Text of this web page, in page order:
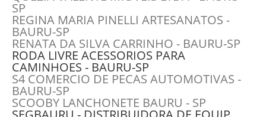
SP
REGINA MARIA PINELLI ARTESANATOS -
BAURU-SP
RENATA DA SILVA CARRINHO - BAURU-SP
RODA LIVRE ACESSORIOS PARA
CAMINHOES - BAURU-SP
S4 COMERCIO DE PECAS AUTOMOTIVAS -
BAURU-SP
SCOOBY LANCHONETE BAURU - SP